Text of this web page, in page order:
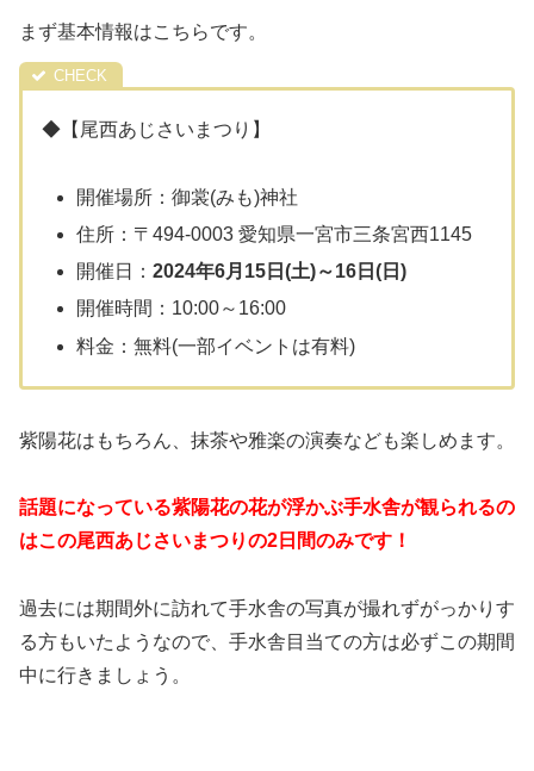
まず基本情報はこちらです。
◆【尾西あじさいまつり】
開催場所：御裳(みも)神社
住所：〒494-0003 愛知県一宮市三条宮西1145
開催日：2024年6月15日(土)～16日(日)
開催時間：10:00～16:00
料金：無料(一部イベントは有料)
紫陽花はもちろん、抹茶や雅楽の演奏なども楽しめます。
話題になっている紫陽花の花が浮かぶ手水舎が観られるの
はこの尾西あじさいまつりの2日間のみです！
過去には期間外に訪れて手水舎の写真が撮れずがっかりす
る方もいたようなので、手水舎目当ての方は必ずこの期間
中に行きましょう。